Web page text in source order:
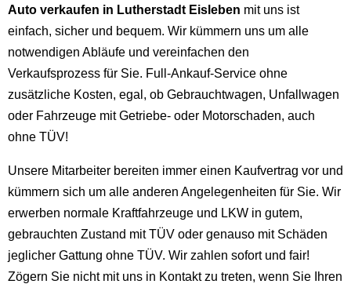
Auto verkaufen in Lutherstadt Eisleben mit uns ist
einfach, sicher und bequem. Wir kümmern uns um alle
notwendigen Abläufe und vereinfachen den
Verkaufsprozess für Sie. Full-Ankauf-Service ohne
zusätzliche Kosten, egal, ob Gebrauchtwagen, Unfallwagen
oder Fahrzeuge mit Getriebe- oder Motorschaden, auch
ohne TÜV!
Unsere Mitarbeiter bereiten immer einen Kaufvertrag vor und
kümmern sich um alle anderen Angelegenheiten für Sie. Wir
erwerben normale Kraftfahrzeuge und LKW in gutem,
gebrauchten Zustand mit TÜV oder genauso mit Schäden
jeglicher Gattung ohne TÜV. Wir zahlen sofort und fair!
Zögern Sie nicht mit uns in Kontakt zu treten, wenn Sie Ihren